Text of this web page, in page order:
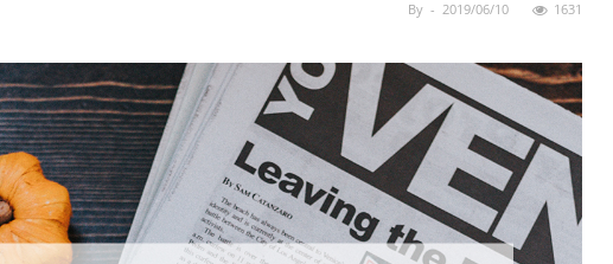
By - 2019/06/10 1631